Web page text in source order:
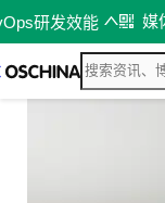
研发效能 媒